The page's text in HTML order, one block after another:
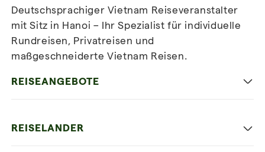
Newsletterabonnieren
Deutschsprachiger Vietnam Reiseveranstalter
mit Sitz in Hanoi – Ihr Spezialist für individuelle
Rundreisen, Privatreisen und
maßgeschneiderte Vietnam Reisen.
REISEANGEBOTE
REISELANDER